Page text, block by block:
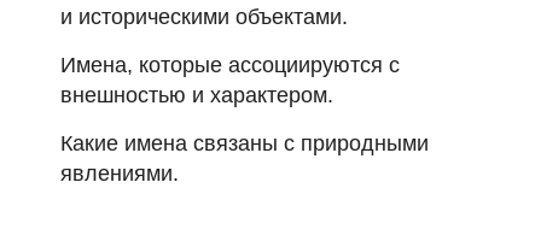
и историческими объектами.
Имена, которые ассоциируются с
внешностью и характером.
Какие имена связаны с природными
явлениями.